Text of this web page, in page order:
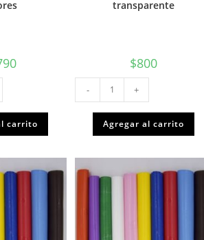
carrito
transparente
$800
Forro
libros
XL
Fiscal
transparente
cantidad
- +
Agregar al carrito